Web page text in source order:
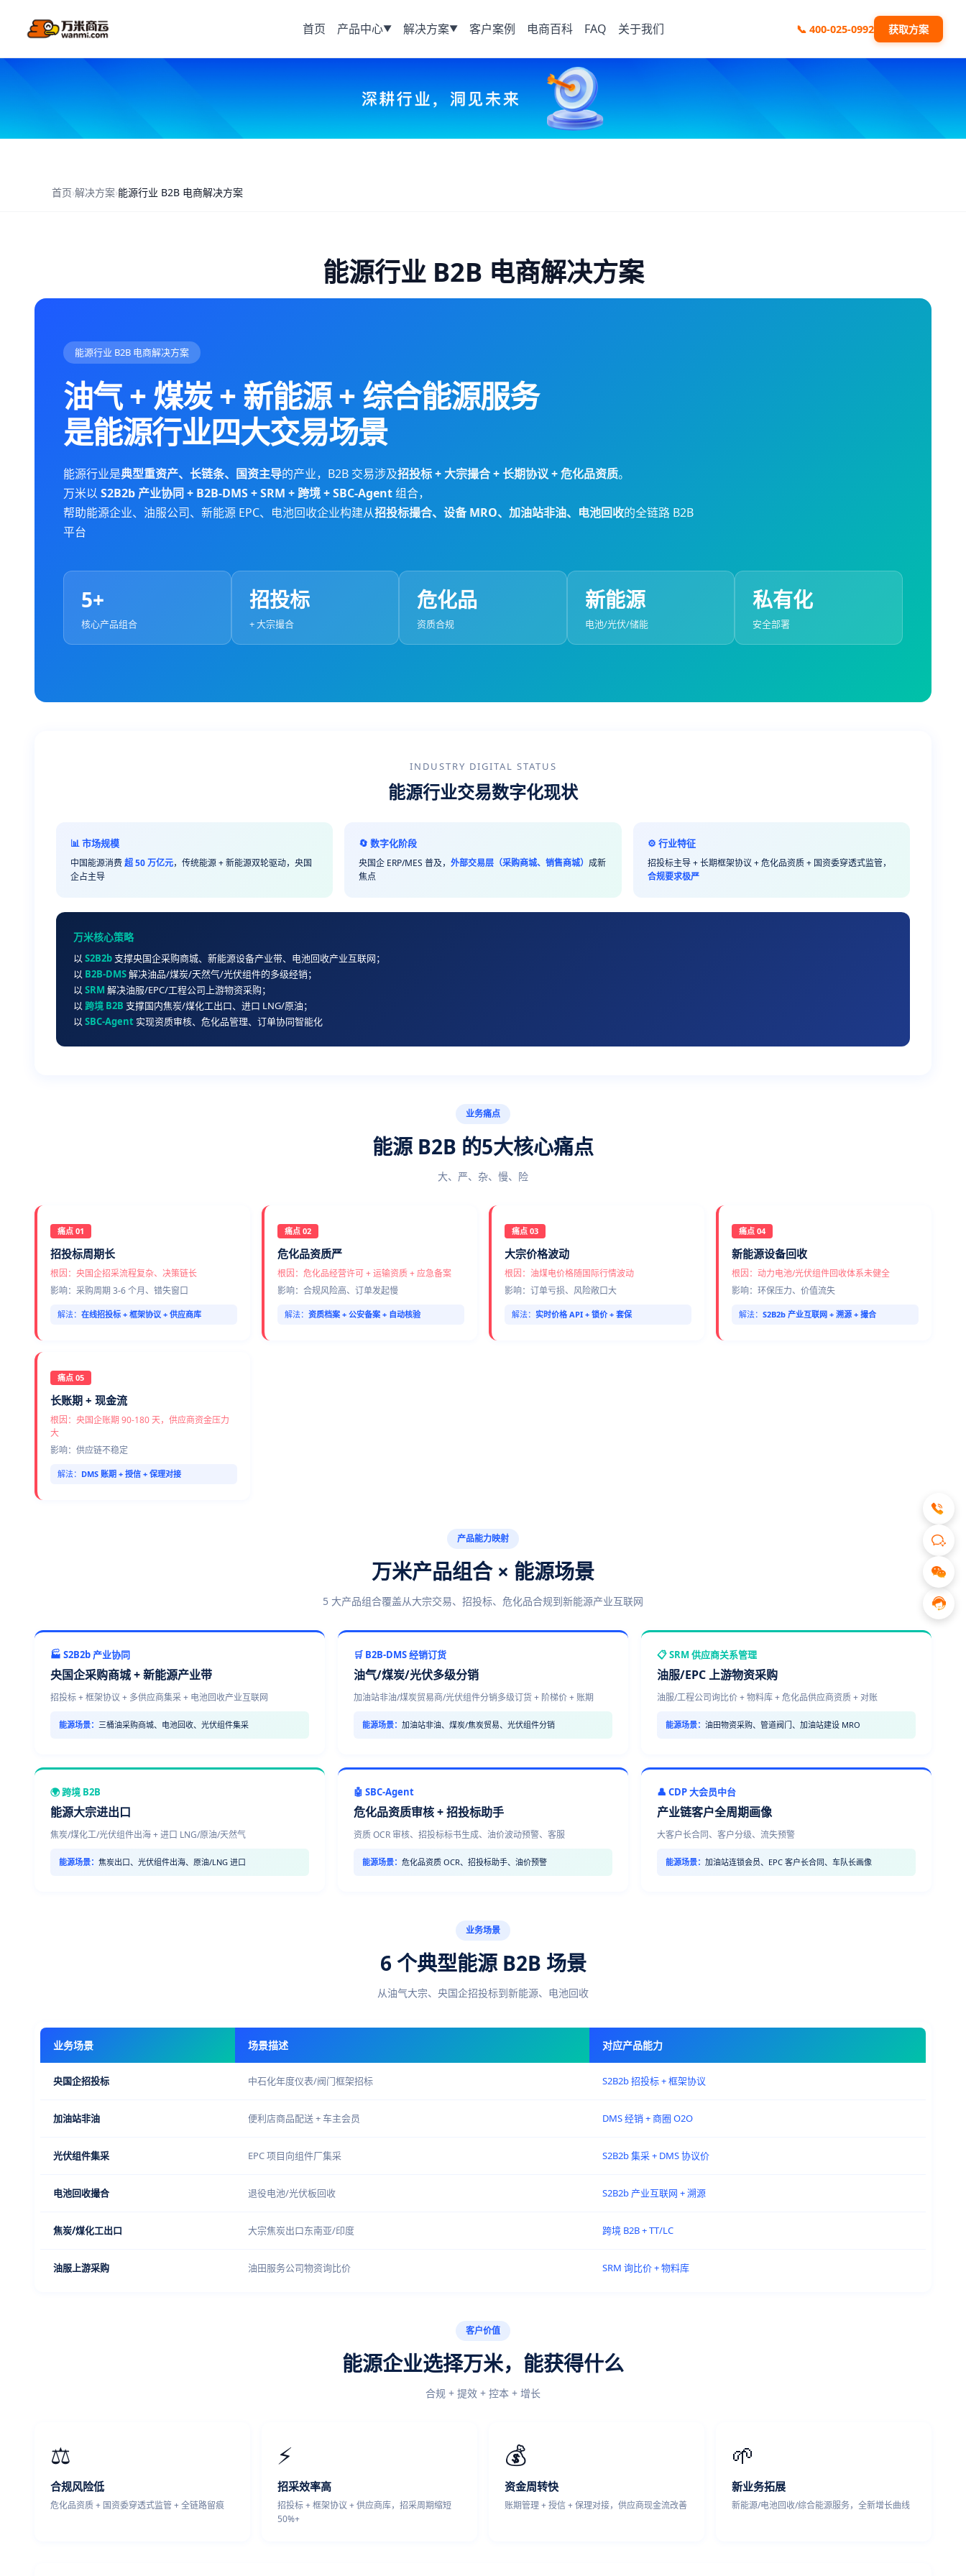
首页 产品中心▼ 解决方案▼ 客户案例 电商百科 FAQ 关于我们 📞 400-025-0992 获取方案
首页›解决方案›能源行业 B2B 电商解决方案
能源行业 B2B 电商解决方案
能源行业 B2B 电商解决方案
油气 + 煤炭 + 新能源 + 综合能源服务
是能源行业四大交易场景
能源行业是典型重资产、长链条、国资主导的产业，B2B 交易涉及招投标 + 大宗撮合 + 长期协议 + 危化品资质。
万米以 S2B2b 产业协同 + B2B-DMS + SRM + 跨境 + SBC-Agent组合，
帮助能源企业、油服公司、新能源 EPC、电池回收企业构建从招投标撮合、设备 MRO、加油站非油、电池回收的全链路 B2B
平台
5+
核心产品组合
招投标
+ 大宗撮合
危化品
资质合规
新能源
电池/光伏/储能
私有化
安全部署
INDUSTRY DIGITAL STATUS
能源行业交易数字化现状
📊 市场规模
中国能源消费 超 50 万亿元，传统能源 + 新能源双轮驱动，央国
企占主导
🔄 数字化阶段
央国企 ERP/MES 普及，外部交易层（采购商城、销售商城）成新
焦点
⚙️ 行业特征
招投标主导 + 长期框架协议 + 危化品资质 + 国资委穿透式监管，
合规要求极严
万米核心策略
以 S2B2b 支撑央国企采购商城、新能源设备产业带、电池回收产业互联网；
以 B2B-DMS解决油品/煤炭/天然气/光伏组件的多级经销；
以 SRM 解决油服/EPC/工程公司上游物资采购；
以 跨境 B2B 支撑国内焦炭/煤化工出口、进口 LNG/原油；
以 SBC-Agent 实现资质审核、危化品管理、订单协同智能化
业务痛点
能源 B2B 的5大核心痛点
大、严、杂、慢、险
痛点 01
招投标周期长
根因：央国企招采流程复杂、决策链长
影响：采购周期 3-6 个月、错失窗口
解法： 在线招投标 + 框架协议 + 供应商库
痛点 02
危化品资质严
根因：危化品经营许可 + 运输资质 + 应急备案
影响：合规风险高、订单发起慢
解法： 资质档案 + 公安备案 + 自动核验
痛点 03
大宗价格波动
根因：油煤电价格随国际行情波动
影响：订单亏损、风险敞口大
解法： 实时价格 API + 锁价 + 套保
痛点 04
新能源设备回收
根因：动力电池/光伏组件回收体系未健全
影响：环保压力、价值流失
解法： S2B2b 产业互联网 + 溯源 + 撮合
痛点 05
长账期 + 现金流
根因：央国企账期 90-180 天，供应商资金压力
大
影响：供应链不稳定
解法： DMS 账期 + 授信 + 保理对接
产品能力映射
万米产品组合 × 能源场景
5 大产品组合覆盖从大宗交易、招投标、危化品合规到新能源产业互联网
🏭 S2B2b 产业协同
央国企采购商城 + 新能源产业带
招投标 + 框架协议 + 多供应商集采 + 电池回收产业互联网
能源场景： 三桶油采购商城、电池回收、光伏组件集采
🛒 B2B-DMS 经销订货
油气/煤炭/光伏多级分销
加油站非油/煤炭贸易商/光伏组件分销多级订货 + 阶梯价 + 账期
能源场景： 加油站非油、煤炭/焦炭贸易、光伏组件分销
📋 SRM 供应商关系管理
油服/EPC 上游物资采购
油服/工程公司询比价 + 物料库 + 危化品供应商资质 + 对账
能源场景： 油田物资采购、管道阀门、加油站建设 MRO
🌍 跨境 B2B
能源大宗进出口
焦炭/煤化工/光伏组件出海 + 进口 LNG/原油/天然气
能源场景： 焦炭出口、光伏组件出海、原油/LNG 进口
🤖 SBC-Agent
危化品资质审核 + 招投标助手
资质 OCR 审核、招投标标书生成、油价波动预警、客服
能源场景： 危化品资质 OCR、招投标助手、油价预警
👤 CDP 大会员中台
产业链客户全周期画像
大客户长合同、客户分级、流失预警
能源场景： 加油站连锁会员、EPC 客户长合同、车队长画像
业务场景
6 个典型能源 B2B 场景
从油气大宗、央国企招投标到新能源、电池回收
业务场景 场景描述 对应产品能力
央国企招投标 中石化年度仪表/阀门框架招标 S2B2b 招投标 + 框架协议
加油站非油 便利店商品配送 + 车主会员 DMS 经销 + 商圈 O2O
光伏组件集采 EPC 项目向组件厂集采 S2B2b 集采 + DMS 协议价
电池回收撮合 退役电池/光伏板回收 S2B2b 产业互联网 + 溯源
焦炭/煤化工出口 大宗焦炭出口东南亚/印度 跨境 B2B + TT/LC
油服上游采购 油田服务公司物资询比价 SRM 询比价 + 物料库
客户价值
能源企业选择万米，能获得什么
合规 + 提效 + 控本 + 增长
⚖️
合规风险低
危化品资质 + 国资委穿透式监管 + 全链路留痕
⚡
招采效率高
招投标 + 框架协议 + 供应商库，招采周期缩短
50%+
💰
资金周转快
账期管理 + 授信 + 保理对接，供应商现金流改善
🌱
新业务拓展
新能源/电池回收/综合能源服务，全新增长曲线